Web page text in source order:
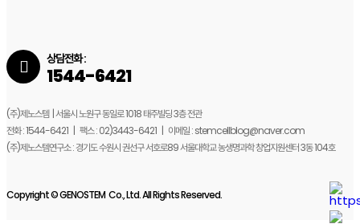
상담전화 :
1544-6421
(주)제노스템 | 서울시 노원구 동일로 1018 태주빌딩 3층 전관
전화 : 1544-6421 | 팩스 : 02)3443-6421 | 이메일 : stemcellblog@naver.com
(주)제노스템연구소 : 경기도 수원시 권선구 서호로89 서울대학교 농생명과학 창업지원센터 3동 104호
Copyright © GENOSTEM Co., Ltd. All Rights Reserved.